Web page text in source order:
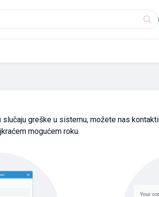
greške u sistemu, možete nas
mogućem roku.